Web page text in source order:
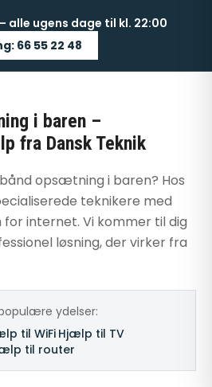
alle ugens dage til kl. 22:00
66 55 22 48
i baren –
fra Dansk Teknik
opsætning i baren? Hos
teknikere med
internet. Vi kommer til dig
løsning, der virker fra
ydelser:
til WiFi Hjælp til TV
til router